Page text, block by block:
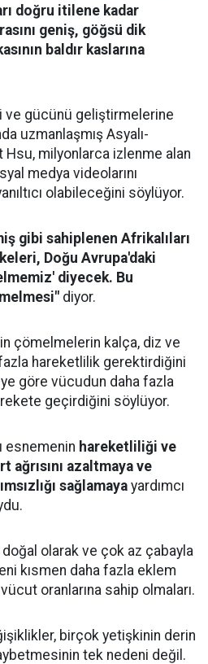
doğru itilene kadar
geniş, göğsü dik
baldır kaslarına
ve gücünü geliştirmelerine
uzmanlaşmış Asyalı-
Hsu, milyonlarca izlenme alan
medya videolarını
olabileceğini söylüyor.
gibi sahiplenen Afrikalıları
Doğu Avrupa'daki
diyecek. Bu
diyor.
çömelmelerin kalça, diz ve
hareketlilik gerektirdiğini
göre vücudun daha fazla
geçirdiğini söylüyor.
esnemenin hareketliliği ve
ağrısını azaltmaya ve
sağlamaya yardımcı
olarak ve çok az çabayla
kısmen daha fazla eklem
oranlarına sahip olmaları.
birçok yetişkinin derin
tek nedeni değil.